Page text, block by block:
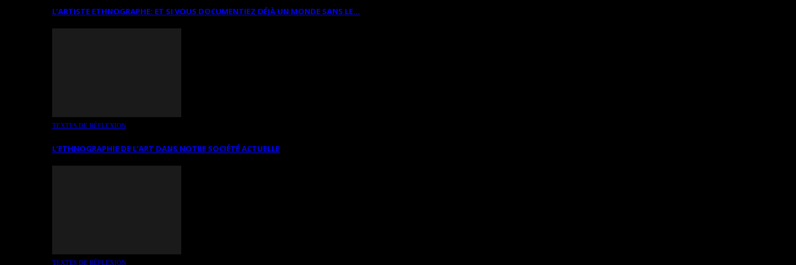
L’ARTISTE ETHNOGRAPHE: ET SI VOUS DOCUMENTIEZ DÉJÀ UN MONDE SANS LE…
TEXTES DE RÉFLEXION
L’ETHNOGRAPHIE DE L’ART DANS NOTRE SOCIÉTÉ ACTUELLE
TEXTES DE RÉFLEXION